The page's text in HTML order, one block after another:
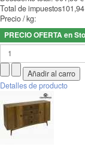
Total de impuestos
Precio / kg:
PRECIO OFERTA en
Detalles de producto